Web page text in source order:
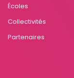
Écoles
Collectivités
Partenaires